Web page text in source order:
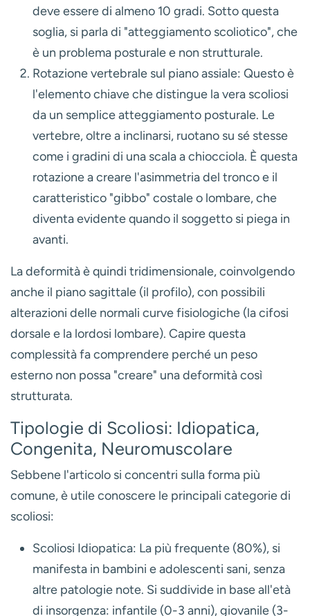
deve essere di almeno 10 gradi. Sotto questa
soglia, si parla di "atteggiamento scoliotico", che
è un problema posturale e non strutturale.
Rotazione vertebrale sul piano assiale: Questo è
l'elemento chiave che distingue la vera scoliosi
da un semplice atteggiamento posturale. Le
vertebre, oltre a inclinarsi, ruotano su sé stesse
come i gradini di una scala a chiocciola. È questa
rotazione a creare l'asimmetria del tronco e il
caratteristico "gibbo" costale o lombare, che
diventa evidente quando il soggetto si piega in
avanti.
La deformità è quindi tridimensionale, coinvolgendo
anche il piano sagittale (il profilo), con possibili
alterazioni delle normali curve fisiologiche (la cifosi
dorsale e la lordosi lombare). Capire questa
complessità fa comprendere perché un peso
esterno non possa "creare" una deformità così
strutturata.
Tipologie di Scoliosi: Idiopatica,
Congenita, Neuromuscolare
Sebbene l'articolo si concentri sulla forma più
comune, è utile conoscere le principali categorie di
scoliosi:
Scoliosi Idiopatica: La più frequente (80%), si
manifesta in bambini e adolescenti sani, senza
altre patologie note. Si suddivide in base all'età
di insorgenza: infantile (0-3 anni), giovanile (3-